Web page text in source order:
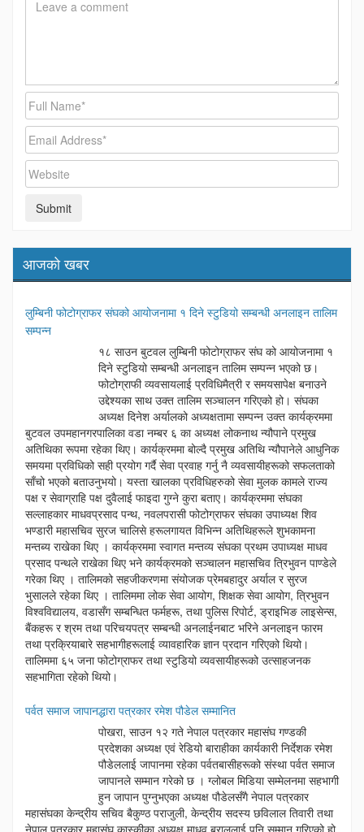
आजको खबर
लुम्बिनी फोटोग्राफर संघको आयोजनामा १ दिने स्टुडियो सम्बन्धी अनलाइन तालिम
सम्पन्न
१८ साउन बुटवल लुम्बिनी फोटोग्राफर संघ को आयोजनामा १
दिने स्टुडियो सम्बन्धी अनलाइन तालिम सम्पन्न भएको छ।
फोटोग्राफी व्यवसायलाई प्रविधिमैत्री र समयसापेक्ष बनाउने
उद्देश्यका साथ उक्त तालिम सञ्चालन गरिएको हो। संघका
अध्यक्ष दिनेश अर्यालको अध्यक्षतामा सम्पन्न उक्त कार्यक्रममा
बुटवल उपमहानगरपालिका वडा नम्बर ६ का अध्यक्ष लोकनाथ न्यौपाने प्रमुख
अतिथिका रूपमा रहेका थिए। कार्यक्रममा बोल्दै प्रमुख अतिथि न्यौपानेले आधुनिक
समयमा प्रविधिको सही प्रयोग गर्दै सेवा प्रवाह गर्नु नै व्यवसायीहरूको सफलताको
साँचो भएको बताउनुभयो। यस्ता खालका प्रविधिहरुको सेवा मुलक कामले राज्य
पक्ष र सेवाग्राहि पक्ष दुवैलाई फाइदा गुग्ने कुरा बताए। कार्यक्रममा संघका
सल्लाहकार माधवप्रसाद पन्थ, नवलपरासी फोटोग्राफर संघका उपाध्यक्ष शिव
भण्डारी महासचिव सुरज चालिसे हरूलगायत विभिन्न अतिथिहरूले शुभकामना
मन्तब्य राखेका थिए । कार्यक्रममा स्वागत मन्तव्य संघका प्रथम उपाध्यक्ष माधव
प्रसाद पन्थले राखेका थिए भने कार्यक्रमको सञ्चालन महासचिव त्रिभुवन पाण्डेले
गरेका थिए । तालिमको सहजीकरणमा संयोजक प्रेमबहादुर अर्याल र सुरज
भुसालले रहेका थिए । तालिममा लोक सेवा आयोग, शिक्षक सेवा आयोग, त्रिभुवन
विश्वविद्यालय, वडासँग सम्बन्धित फर्महरू, तथा पुलिस रिपोर्ट, ड्राइभिङ लाइसेन्स,
बैंकहरू र श्रम तथा परिचयपत्र सम्बन्धी अनलाईनबाट भरिने अनलाइन फारम
तथा प्रक्रियाबारे सहभागीहरूलाई व्यावहारिक ज्ञान प्रदान गरिएको थियो।
तालिममा ६५ जना फोटोग्राफर तथा स्टुडियो व्यवसायीहरूको उत्साहजनक
सहभागिता रहेको थियो।
पर्वत समाज जापानद्धारा पत्रकार रमेश पौडेल सम्मानित
पोखरा, साउन १२ गते नेपाल पत्रकार महासंघ गण्डकी
प्रदेशका अध्यक्ष एवं रेडियो बाराहीका कार्यकारी निर्देशक रमेश
पौडेललाई जापानमा रहेका पर्वतबासीहरूको संस्था पर्वत समाज
जापानले सम्मान गरेको छ । ग्लोबल मिडिया सम्मेलनमा सहभागी
हुन जापान पुग्नुभएका अध्यक्ष पौडेलसँगै नेपाल पत्रकार
महासंघका केन्द्रीय सचिव बैकुण्ठ पराजुली, केन्द्रीय सदस्य छविलाल तिवारी तथा
नेपाल पत्रकार महासंघ कास्कीका अध्यक्ष माधव बराललाई पनि सम्मान गरिएको हो